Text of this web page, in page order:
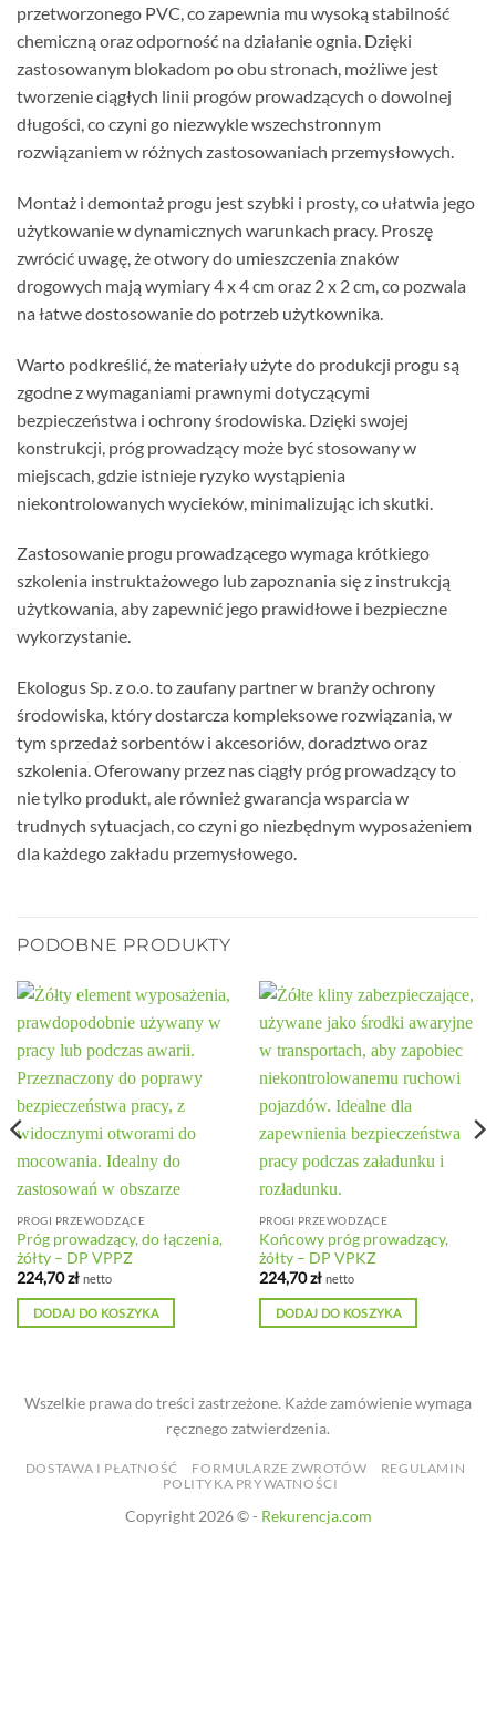
przetworzonego PVC, co zapewnia mu wysoką stabilność
chemiczną oraz odporność na działanie ognia. Dzięki
zastosowanym blokadom po obu stronach, możliwe jest
tworzenie ciągłych linii progów prowadzących o dowolnej
długości, co czyni go niezwykle wszechstronnym
rozwiązaniem w różnych zastosowaniach przemysłowych.
Montaż i demontaż progu jest szybki i prosty, co ułatwia jego
użytkowanie w dynamicznych warunkach pracy. Proszę
zwrócić uwagę, że otwory do umieszczenia znaków
drogowych mają wymiary 4 x 4 cm oraz 2 x 2 cm, co pozwala
na łatwe dostosowanie do potrzeb użytkownika.
Warto podkreślić, że materiały użyte do produkcji progu są
zgodne z wymaganiami prawnymi dotyczącymi
bezpieczeństwa i ochrony środowiska. Dzięki swojej
konstrukcji, próg prowadzący może być stosowany w
miejscach, gdzie istnieje ryzyko wystąpienia
niekontrolowanych wycieków, minimalizując ich skutki.
Zastosowanie progu prowadzącego wymaga krótkiego
szkolenia instruktażowego lub zapoznania się z instrukcją
użytkowania, aby zapewnić jego prawidłowe i bezpieczne
wykorzystanie.
Ekologus Sp. z o.o. to zaufany partner w branży ochrony
środowiska, który dostarcza kompleksowe rozwiązania, w
tym sprzedaż sorbentów i akcesoriów, doradztwo oraz
szkolenia. Oferowany przez nas ciągły próg prowadzący to
nie tylko produkt, ale również gwarancja wsparcia w
trudnych sytuacjach, co czyni go niezbędnym wyposażeniem
dla każdego zakładu przemysłowego.
PODOBNE PRODUKTY
PROGI PRZEWODZĄCE
Próg prowadzący, do łączenia,
żółty – DP VPPZ
224,70zł netto
DODAJ DO KOSZYKA
PROGI PRZEWODZĄCE
Końcowy próg prowadzący,
żółty – DP VPKZ
224,70zł netto
DODAJ DO KOSZYKA
Wszelkie prawa do treści zastrzeżone. Każde zamówienie wymaga
ręcznego zatwierdzenia.
DOSTAWA I PŁATNOŚĆ FORMULARZE ZWROTÓW
REGULAMIN
POLITYKA PRYWATNOŚCI
Copyright 2026 © - Rekurencja.com